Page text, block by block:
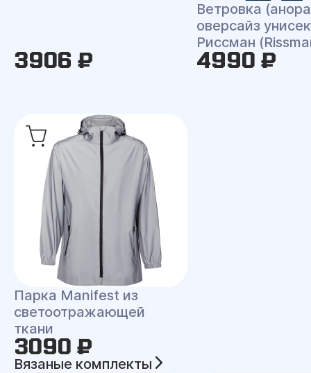
3906 ₽
Ветровка
оверсайз
Риссман
4990 ₽
Парка Manifest из
светоотражающей
ткани
3090 ₽
Вязаные комплекты